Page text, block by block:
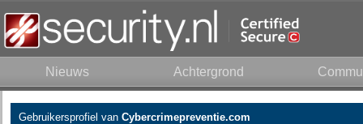
Nieuws Achtergrond
Gebruikersprofiel van Cybercrimepreventie.com